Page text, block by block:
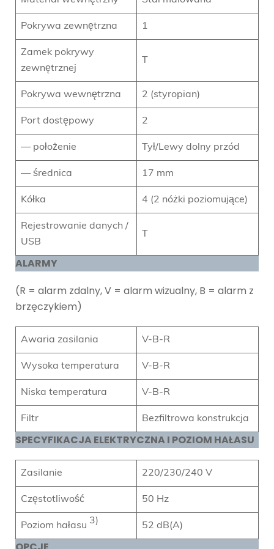
Pokrywa zewnętrzna 1
Zamek pokrywy
zewnętrznej
Pokrywa wewnętrzna 2 (styropian)
Port dostępowy 2
— położenie Tył/Lewy dolny przód
— średnica 17 mm
Kółka 4 (2 nóżki poziomujące)
Rejestrowanie danych /
USB
ALARMY
(R = alarm zdalny, V = alarm wizualny, B = alarm z
brzęczykiem)
Awaria zasilania V-B-R
Wysoka temperatura V-B-R
Niska temperatura V-B-R
Filtr Bezfiltrowa konstrukcja
SPECYFIKACJA ELEKTRYCZNA I POZIOM HAŁASU
Zasilanie 220/230/240 V
Częstotliwość 50 Hz
Poziom hałasu 3) 52 dB(A)